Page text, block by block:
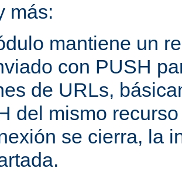
más:
mantiene un
con PUSH
de URLs,
del mismo
se cierra, la